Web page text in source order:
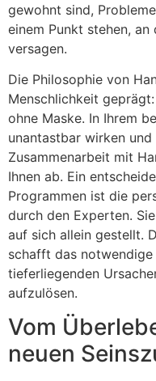
gewohnt sind,
einem Punkt stehen,
versagen.
Die Philosophie von
Menschlichkeit
ohne Maske. In Ihrem
unantastbar wirken
Zusammenarbeit mit
Ihnen ab. Ein
Programmen ist die
durch den Experten.
auf sich allein gestellt.
schafft das
tieferliegenden
aufzulösen.
Vom
neuen